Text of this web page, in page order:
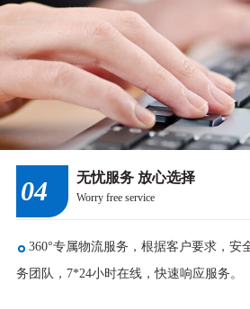
04 无忧服务 放心选择
Worry free service
360°专属物流服务，根据客户要求，安
务团队，7*24小时在线，快速响应服务。